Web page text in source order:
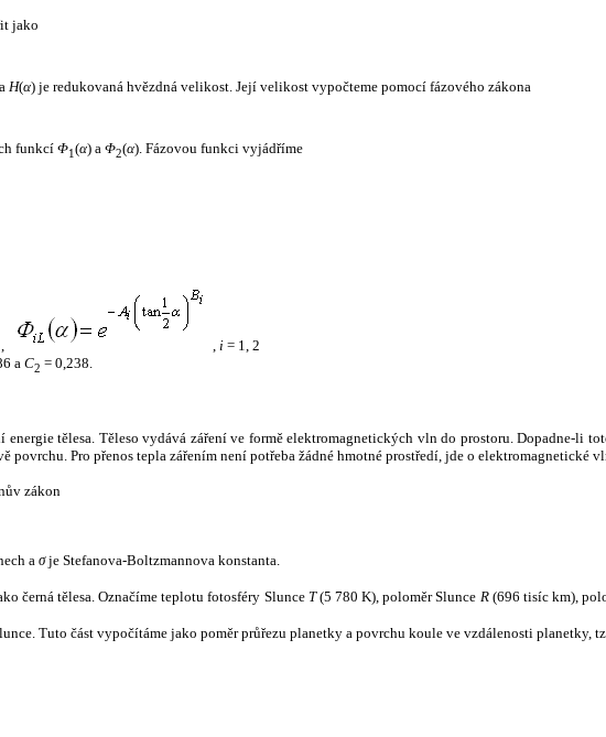
jako
H(α) je redukovaná hvězdná velikost. Její velikost vypočteme pomocí fázového zákona
funkcíΦ1(α) a Φ2(α). Fázovou funkci vyjádříme
, , i = 1, 2
aC2 = 0,238.
tělesa. Těleso vydává záření ve formě elektromagnetických vln do prostoru. Dopadne-li
povrchu. Pro přenos tepla zářením není potřeba žádné hmotné prostředí, jde o elektromagnetické
zákon
a σje Stefanova-Boltzmannova konstanta.
černá tělesa. Označíme teplotu fotosféry Slunce T(5 780 K), poloměr Slunce R(696 tisíc km),
Tuto část vypočítáme jako poměr průřezu planetky a povrchu koule ve vzdálenosti planetky,